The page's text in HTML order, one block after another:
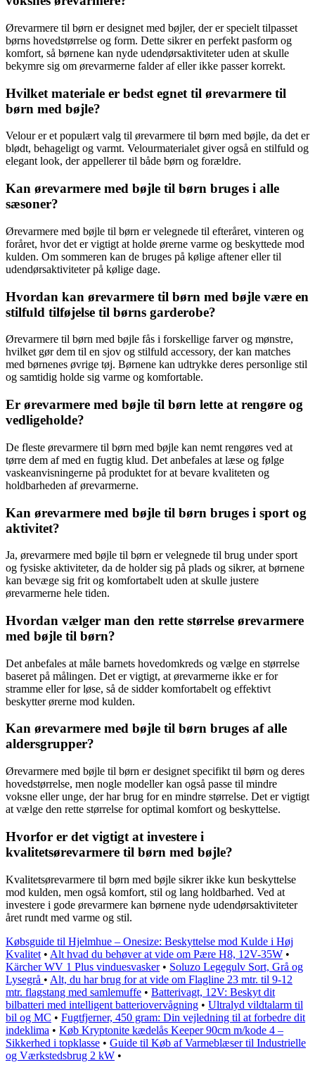
Ørevarmere til børn er designet med bøjler, der er specielt tilpasset
børns hovedstørrelse og form. Dette sikrer en perfekt pasform og
komfort, så børnene kan nyde udendørsaktiviteter uden at skulle
bekymre sig om ørevarmerne falder af eller ikke passer korrekt.
Hvilket materiale er bedst egnet til ørevarmere til
børn med bøjle?
Velour er et populært valg til ørevarmere til børn med bøjle, da det er
blødt, behageligt og varmt. Velourmaterialet giver også en stilfuld og
elegant look, der appellerer til både børn og forældre.
Kan ørevarmere med bøjle til børn bruges i alle
sæsoner?
Ørevarmere med bøjle til børn er velegnede til efteråret, vinteren og
foråret, hvor det er vigtigt at holde ørerne varme og beskyttede mod
kulden. Om sommeren kan de bruges på kølige aftener eller til
udendørsaktiviteter på kølige dage.
Hvordan kan ørevarmere til børn med bøjle være en
stilfuld tilføjelse til børns garderobe?
Ørevarmere til børn med bøjle fås i forskellige farver og mønstre,
hvilket gør dem til en sjov og stilfuld accessory, der kan matches
med børnenes øvrige tøj. Børnene kan udtrykke deres personlige stil
og samtidig holde sig varme og komfortable.
Er ørevarmere med bøjle til børn lette at rengøre og
vedligeholde?
De fleste ørevarmere til børn med bøjle kan nemt rengøres ved at
tørre dem af med en fugtig klud. Det anbefales at læse og følge
vaskeanvisningerne på produktet for at bevare kvaliteten og
holdbarheden af ørevarmerne.
Kan ørevarmere med bøjle til børn bruges i sport og
aktivitet?
Ja, ørevarmere med bøjle til børn er velegnede til brug under sport
og fysiske aktiviteter, da de holder sig på plads og sikrer, at børnene
kan bevæge sig frit og komfortabelt uden at skulle justere
ørevarmerne hele tiden.
Hvordan vælger man den rette størrelse ørevarmere
med bøjle til børn?
Det anbefales at måle barnets hovedomkreds og vælge en størrelse
baseret på målingen. Det er vigtigt, at ørevarmerne ikke er for
stramme eller for løse, så de sidder komfortabelt og effektivt
beskytter ørerne mod kulden.
Kan ørevarmere med bøjle til børn bruges af alle
aldersgrupper?
Ørevarmere med bøjle til børn er designet specifikt til børn og deres
hovedstørrelse, men nogle modeller kan også passe til mindre
voksne eller unge, der har brug for en mindre størrelse. Det er vigtigt
at vælge den rette størrelse for optimal komfort og beskyttelse.
Hvorfor er det vigtigt at investere i
kvalitetsørevarmere til børn med bøjle?
Kvalitetsørevarmere til børn med bøjle sikrer ikke kun beskyttelse
mod kulden, men også komfort, stil og lang holdbarhed. Ved at
investere i gode ørevarmere kan børnene nyde udendørsaktiviteter
året rundt med varme og stil.
Købsguide til Hjelmhue – Onesize: Beskyttelse mod Kulde i Høj
Kvalitet • Alt hvad du behøver at vide om Pære H8, 12V-35W •
Kärcher WV 1 Plus vinduesvasker• Soluzo Legegulv Sort, Grå og
Lysegrå • Alt, du har brug for at vide om Flagline 23 mtr. til 9-12
mtr. flagstang med samlemuffe • Batterivagt, 12V: Beskyt dit
bilbatteri med intelligent batteriovervågning • Ultralyd vildtalarm til
bil og MC • Fugtfjerner, 450 gram: Din vejledning til at forbedre dit
indeklima • Køb Kryptonite kædelås Keeper 90cm m/kode 4 –
Sikkerhed i topklasse • Guide til Køb af Varmeblæser til Industrielle
og Værkstedsbrug 2 kW •